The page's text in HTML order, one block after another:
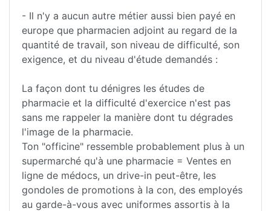
- Il n'y a aucun autre métier aussi bien payé en
europe que pharmacien adjoint au regard de la
quantité de travail, son niveau de difficulté, son
exigence, et du niveau d'étude demandés :
La façon dont tu dénigres les études de
pharmacie et la difficulté d'exercice n'est pas
sans me rappeler la manière dont tu dégrades
l'image de la pharmacie.
Ton "officine" ressemble probablement plus à un
supermarché qu'à une pharmacie = Ventes en
ligne de médocs, un drive-in peut-être, les
gondoles de promotions à la con, des employés
au garde-à-vous avec uniformes assortis à la